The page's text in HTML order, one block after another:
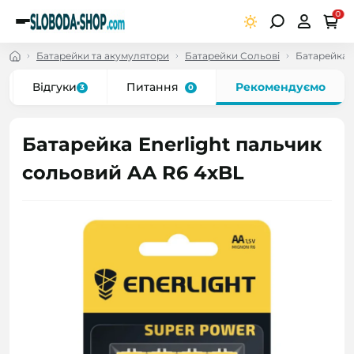
0
Батарейки та акумулятори Батарейки Сольові Батарейка
Відгуки 3 Питання 0 Рекомендуємо
Батарейка Enerlight пальчик
сольовий AA R6 4xBL